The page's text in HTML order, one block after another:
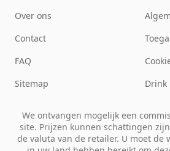
Over ons
Contact
FAQ
Sitemap
Drink
We ontvangen mogelijk een
site. Prijzen kunnen schattingen
de valuta van de retailer. U moet